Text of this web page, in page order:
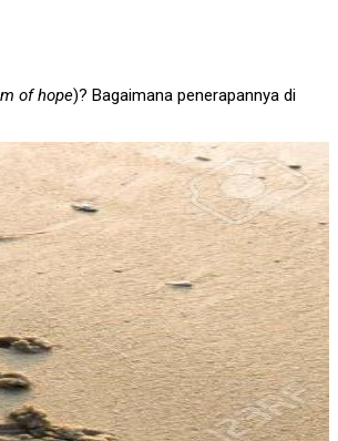
of hope)? Bagaimana penerapannya di